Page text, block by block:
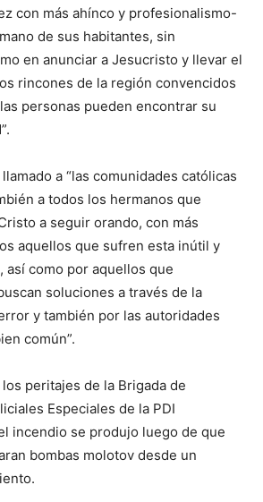
con más ahínco y profesionalismo-
de sus habitantes, sin
en anunciar a Jesucristo y llevar el
rincones de la región convencidos
personas pueden encontrar su
a “las comunidades católicas
a todos los hermanos que
a seguir orando, con más
aquellos que sufren esta inútil y
así como por aquellos que
soluciones a través de la
y también por las autoridades
común”.
peritajes de la Brigada de
Especiales de la PDI
incendio se produjo luego de que
bombas molotov desde un